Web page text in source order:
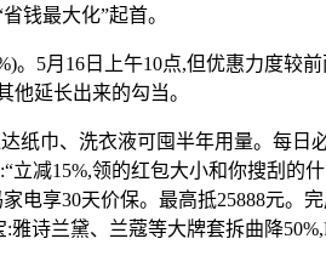
钱最大化”起首。
5月16日上午10点,但优惠力度较
延长出来的勾当。
巾、洗衣液可囤半年用量。每日
立减15%,领的红包大小和你搜刮的
电享30天价保。最高抵25888元。
诗兰黛、兰蔻等大牌套拆曲降